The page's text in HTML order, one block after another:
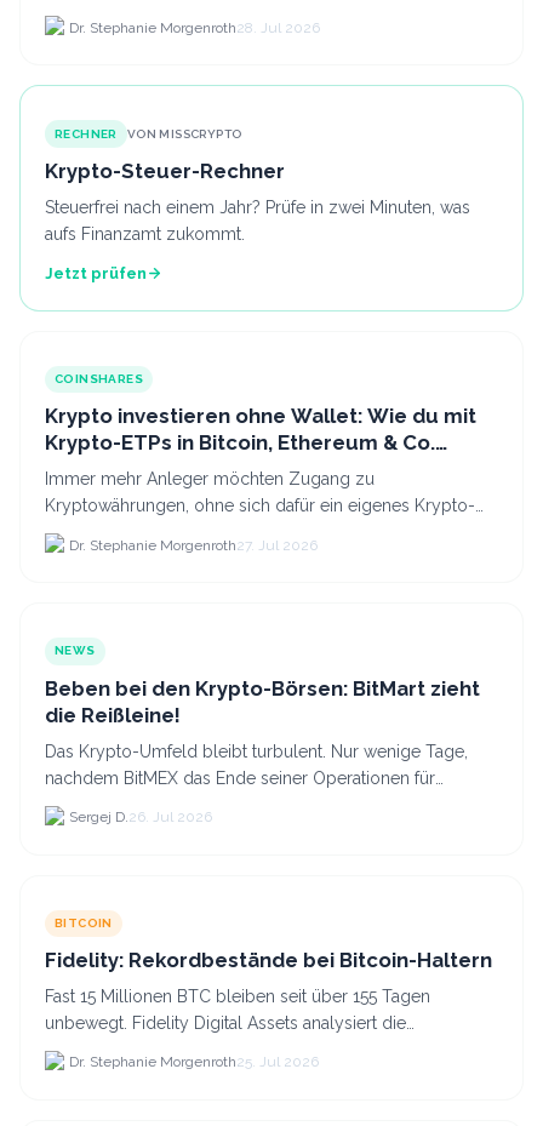
von 880.000 auf etwa 628.
Dr. Stephanie Morgenroth28. Jul 2026
RECHNER VON MISSCRYPTO
Krypto-Steuer-Rechner
Steuerfrei nach einem Jahr? Prüfe in zwei Minuten, was
aufs Finanzamt zukommt.
Jetzt prüfen
COINSHARES
Krypto investieren ohne Wallet: Wie du mit
Krypto-ETPs in Bitcoin, Ethereum & Co.
anlegst
Immer mehr Anleger möchten Zugang zu
Kryptowährungen, ohne sich dafür ein eigenes Krypto-
Wallet einrichten zu müssen. Dazu kommt, dass viele
nicht nur Bitcoin h...
Dr. Stephanie Morgenroth27. Jul 2026
NEWS
Beben bei den Krypto-Börsen: BitMart zieht
die Reißleine!
Das Krypto-Umfeld bleibt turbulent. Nur wenige Tage,
nachdem BitMEX das Ende seiner Operationen für
September 2026 bekannt gegeben hat, zieht nun die
nächste gr...
Sergej D.26. Jul 2026
BITCOIN
Fidelity: Rekordbestände bei Bitcoin-Haltern
Fast 15 Millionen BTC bleiben seit über 155 Tagen
unbewegt. Fidelity Digital Assets analysiert die
Anlegerüberzeugung trotz Kursverlusten und einem
BTC-Preis.
Dr. Stephanie Morgenroth25. Jul 2026